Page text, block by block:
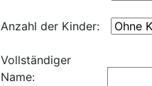
Anzahl der Kinder:
Vollständiger
Name: